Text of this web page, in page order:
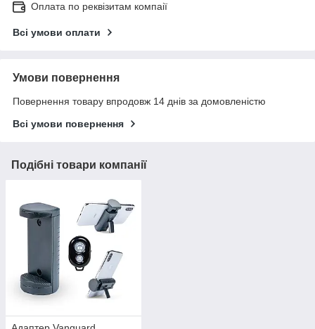
Оплата по реквізитам компаії
Всі умови оплати
Умови повернення
Повернення товару впродовж 14 днів за домовленістю
Всі умови повернення
Подібні товари компанії